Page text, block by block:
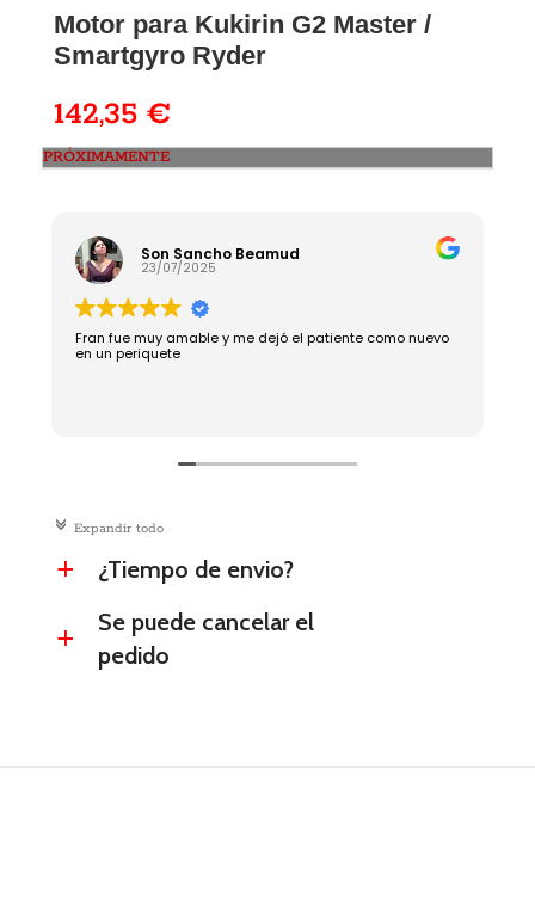
Motor para Kukirin G2 Master /
Smartgyro Ryder
142,35 €
Son Sancho Beamud
23/07/2025
Fran fue muy amable y me dejó el patiente como nuevo
en un periquete
c Expandir todo
a ¿Tiempo de envio?
a
Se puede cancelar el
pedido
PRÓXIMAMENTE